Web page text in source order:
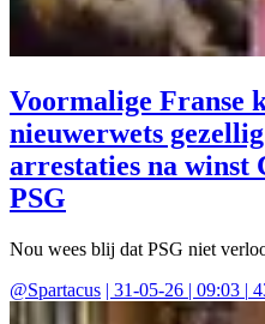
Voormalige Franse
nieuwerwets
arrestaties na winst
PSG
Nou wees blij dat PSG niet
@Spartacus | 31-05-26 | 09:03 |